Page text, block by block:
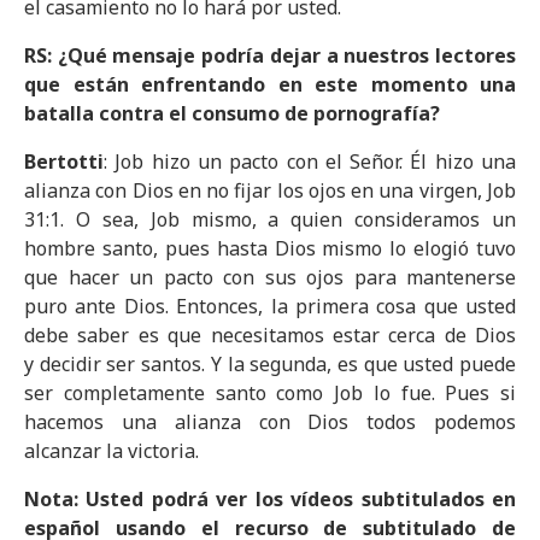
el casamiento no lo hará por usted.
RS: ¿Qué mensaje podría dejar a nuestros lectores
que están enfrentando en este momento una
batalla contra el consumo de pornografía?
Bertotti: Job hizo un pacto con el Señor. Él hizo una
alianza con Dios en no fijar los ojos en una virgen, Job
31:1. O sea, Job mismo, a quien consideramos un
hombre santo, pues hasta Dios mismo lo elogió tuvo
que hacer un pacto con sus ojos para mantenerse
puro ante Dios. Entonces, la primera cosa que usted
debe saber es que necesitamos estar cerca de Dios
y decidir ser santos. Y la segunda, es que usted puede
ser completamente santo como Job lo fue. Pues si
hacemos una alianza con Dios todos podemos
alcanzar la victoria.
Nota: Usted podrá ver los vídeos subtitulados en
español usando el recurso de subtitulado de